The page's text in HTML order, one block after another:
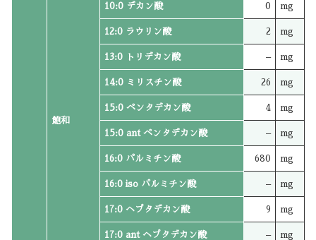
飽和
10:0 デカン酸 0 mg
12:0 ラウリン酸 2 mg
13:0 トリデカン酸 – mg
14:0 ミリスチン酸 26 mg
15:0 ペンタデカン酸 4 mg
15:0 ant ペンタデカン酸 – mg
16:0 パルミチン酸 680 mg
16:0 iso パルミチン酸 – mg
17:0 ヘプタデカン酸 9 mg
17:0 ant ヘプタデカン酸 – mg